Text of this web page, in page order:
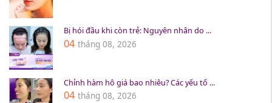
Bị hói đầu khi còn trẻ: Nguyên nhân do ...
04 tháng 08, 2026
Chỉnh hàm hô giá bao nhiêu? Các yếu tố ...
04 tháng 08, 2026